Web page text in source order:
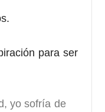
para ser
yo sofría de